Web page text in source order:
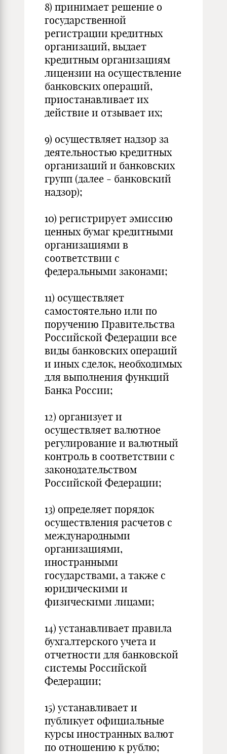
8) принимает решение о
государственной
регистрации кредитных
организаций, выдает
кредитным организациям
лицензии на осуществление
банковских операций,
приостанавливает их
действие и отзывает их;
9) осуществляет надзор за
деятельностью кредитных
организаций и банковских
групп (далее - банковский
надзор);
10) регистрирует эмиссию
ценных бумаг кредитными
организациями в
соответствии с
федеральными законами;
11) осуществляет
самостоятельно или по
поручению Правительства
Российской Федерации все
виды банковских операций
и иных сделок, необходимых
для выполнения функций
Банка России;
12) организует и
осуществляет валютное
регулирование и валютный
контроль в соответствии с
законодательством
Российской Федерации;
13) определяет порядок
осуществления расчетов с
международными
организациями,
иностранными
государствами, а также с
юридическими и
физическими лицами;
14) устанавливает правила
бухгалтерского учета и
отчетности для банковской
системы Российской
Федерации;
15) устанавливает и
публикует официальные
курсы иностранных валют
по отношению к рублю;